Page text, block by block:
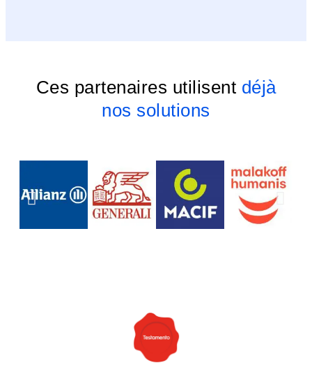
Ces partenaires utilisent déjà
nos solutions